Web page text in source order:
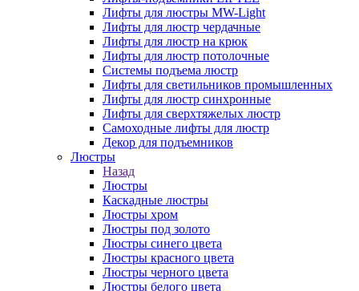
Лифты для люстры MW-Light
Лифты для люстр чердачные
Лифты для люстр на крюк
Лифты для люстр потолочные
Системы подъема люстр
Лифты для светильников промышленных
Лифты для люстр синхронные
Лифты для сверхтяжелых люстр
Самоходные лифты для люстр
Декор для подъемников
Люстры
Назад
Люстры
Каскадные люстры
Люстры хром
Люстры под золото
Люстры синего цвета
Люстры красного цвета
Люстры черного цвета
Люстры белого цвета